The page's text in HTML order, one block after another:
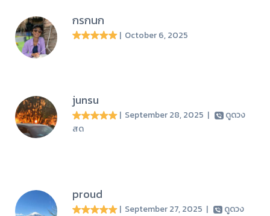
กรกนก
| October 6, 2025
junsu
| September 28, 2025 |
ดูดวง
สด
proud
| September 27, 2025 |
ดูดวง